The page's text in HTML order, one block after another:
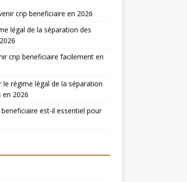
cnp beneficiaire en 2026
légal de la séparation des
cnp beneficiaire facilement en
le régime légal de la séparation
en 2026
est-il essentiel pour